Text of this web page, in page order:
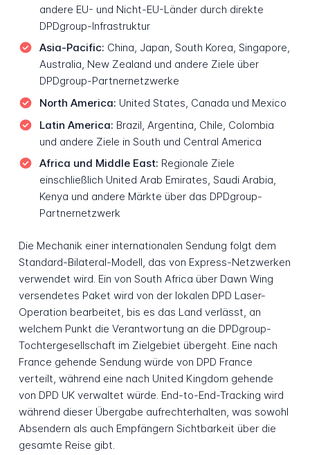
andere EU- und Nicht-EU-Länder durch direkte
DPDgroup-Infrastruktur
Asia-Pacific: China, Japan, South Korea, Singapore,
Australia, New Zealand und andere Ziele über
DPDgroup-Partnernetzwerke
North America: United States, Canada und Mexico
Latin America: Brazil, Argentina, Chile, Colombia
und andere Ziele in South und Central America
Africa und Middle East: Regionale Ziele
einschließlich United Arab Emirates, Saudi Arabia,
Kenya und andere Märkte über das DPDgroup-
Partnernetzwerk
Die Mechanik einer internationalen Sendung folgt dem
Standard-Bilateral-Modell, das von Express-Netzwerken
verwendet wird. Ein von South Africa über Dawn Wing
versendetes Paket wird von der lokalen DPD Laser-
Operation bearbeitet, bis es das Land verlässt, an
welchem Punkt die Verantwortung an die DPDgroup-
Tochtergesellschaft im Zielgebiet übergeht. Eine nach
France gehende Sendung würde von DPD France
verteilt, während eine nach United Kingdom gehende
von DPD UK verwaltet würde. End-to-End-Tracking wird
während dieser Übergabe aufrechterhalten, was sowohl
Absendern als auch Empfängern Sichtbarkeit über die
gesamte Reise gibt.